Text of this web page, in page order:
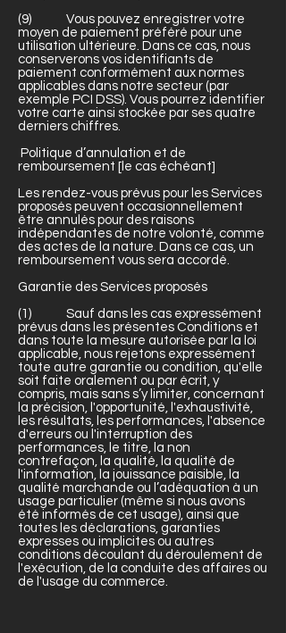
(9) Vous pouvez enregistrer votre
moyen de paiement préféré pour une
utilisation ultérieure. Dans ce cas, nous
conserverons vos identifiants de
paiement conformément aux normes
applicables dans notre secteur (par
exemple PCI DSS). Vous pourrez identifier
votre carte ainsi stockée par ses quatre
derniers chiffres.
Politique d’annulation et de
remboursement [le cas échéant]
Les rendez-vous prévus pour les Services
proposés peuvent occasionnellement
être annulés pour des raisons
indépendantes de notre volonté, comme
des actes de la nature. Dans ce cas, un
remboursement vous sera accordé.
Garantie des Services proposés
(1) Sauf dans les cas expressément
prévus dans les présentes Conditions et
dans toute la mesure autorisée par la loi
applicable, nous rejetons expressément
toute autre garantie ou condition, qu'elle
soit faite oralement ou par écrit, y
compris, mais sans s’y limiter, concernant
la précision, l'opportunité, l'exhaustivité,
les résultats, les performances, l'absence
d'erreurs ou l'interruption des
performances, le titre, la non
contrefaçon, la qualité, la qualité de
l'information, la jouissance paisible, la
qualité marchande ou l’adéquation à un
usage particulier (même si nous avons
été informés de cet usage), ainsi que
toutes les déclarations, garanties
expresses ou implicites ou autres
conditions découlant du déroulement de
l'exécution, de la conduite des affaires ou
de l'usage du commerce.